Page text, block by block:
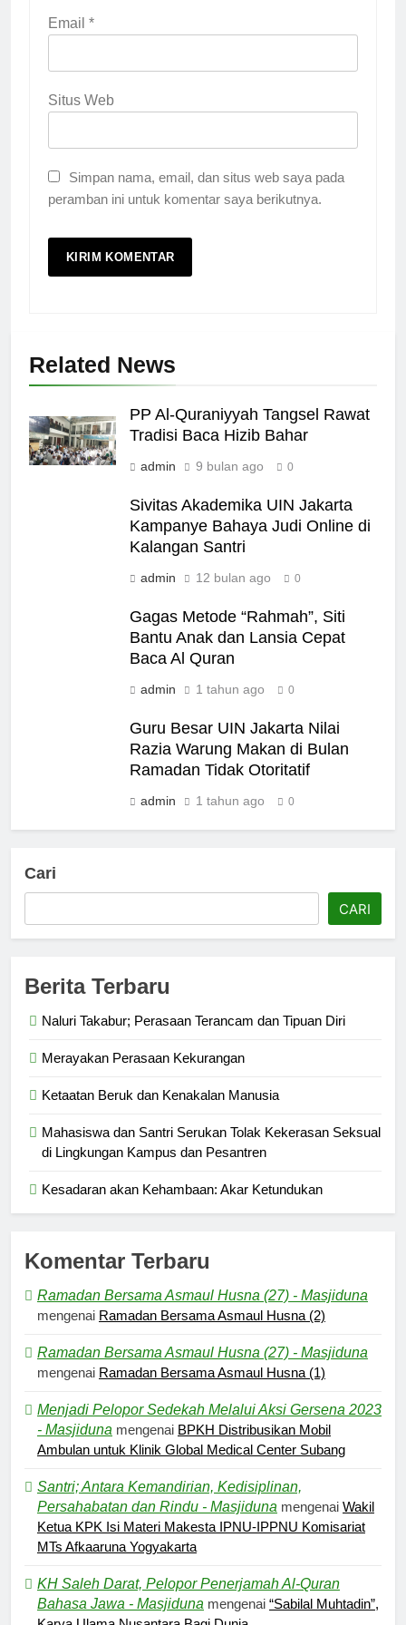
Email *
Situs Web
Simpan nama, email, dan situs web saya pada
peramban ini untuk komentar saya berikutnya.
Related News
PP Al-Quraniyyah Tangsel Rawat
Tradisi Baca Hizib Bahar
admin 9 bulan ago 0
Sivitas Akademika UIN Jakarta
Kampanye Bahaya Judi Online di
Kalangan Santri
admin 12 bulan ago 0
Gagas Metode “Rahmah”, Siti
Bantu Anak dan Lansia Cepat
Baca Al Quran
admin 1 tahun ago 0
Guru Besar UIN Jakarta Nilai
Razia Warung Makan di Bulan
Ramadan Tidak Otoritatif
admin 1 tahun ago 0
Cari
CARI
Berita Terbaru
Naluri Takabur; Perasaan Terancam dan Tipuan Diri
Merayakan Perasaan Kekurangan
Ketaatan Beruk dan Kenakalan Manusia
Mahasiswa dan Santri Serukan Tolak Kekerasan Seksual
di Lingkungan Kampus dan Pesantren
Kesadaran akan Kehambaan: Akar Ketundukan
Komentar Terbaru
Ramadan Bersama Asmaul Husna (27) - Masjiduna
mengenai Ramadan Bersama Asmaul Husna (2)
Ramadan Bersama Asmaul Husna (27) - Masjiduna
mengenai Ramadan Bersama Asmaul Husna (1)
Menjadi Pelopor Sedekah Melalui Aksi Gersena 2023
- Masjiduna mengenai BPKH Distribusikan Mobil
Ambulan untuk Klinik Global Medical Center Subang
Santri; Antara Kemandirian, Kedisiplinan,
Persahabatan dan Rindu - Masjiduna mengenai Wakil
Ketua KPK Isi Materi Makesta IPNU-IPPNU Komisariat
MTs Afkaaruna Yogyakarta
KH Saleh Darat, Pelopor Penerjamah Al-Quran
Bahasa Jawa - Masjiduna mengenai “Sabilal Muhtadin”,
Kesadaran akan Kehambaan:
Akar Ketundukan